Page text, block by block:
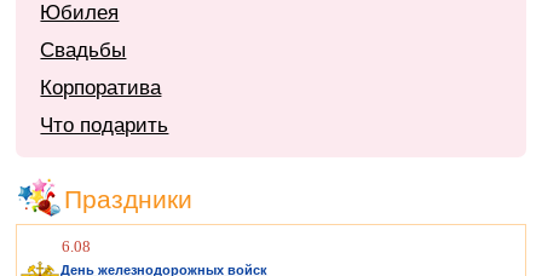
Юбилея
Свадьбы
Корпоратива
Что подарить
Праздники
6.08
День железнодорожных войск